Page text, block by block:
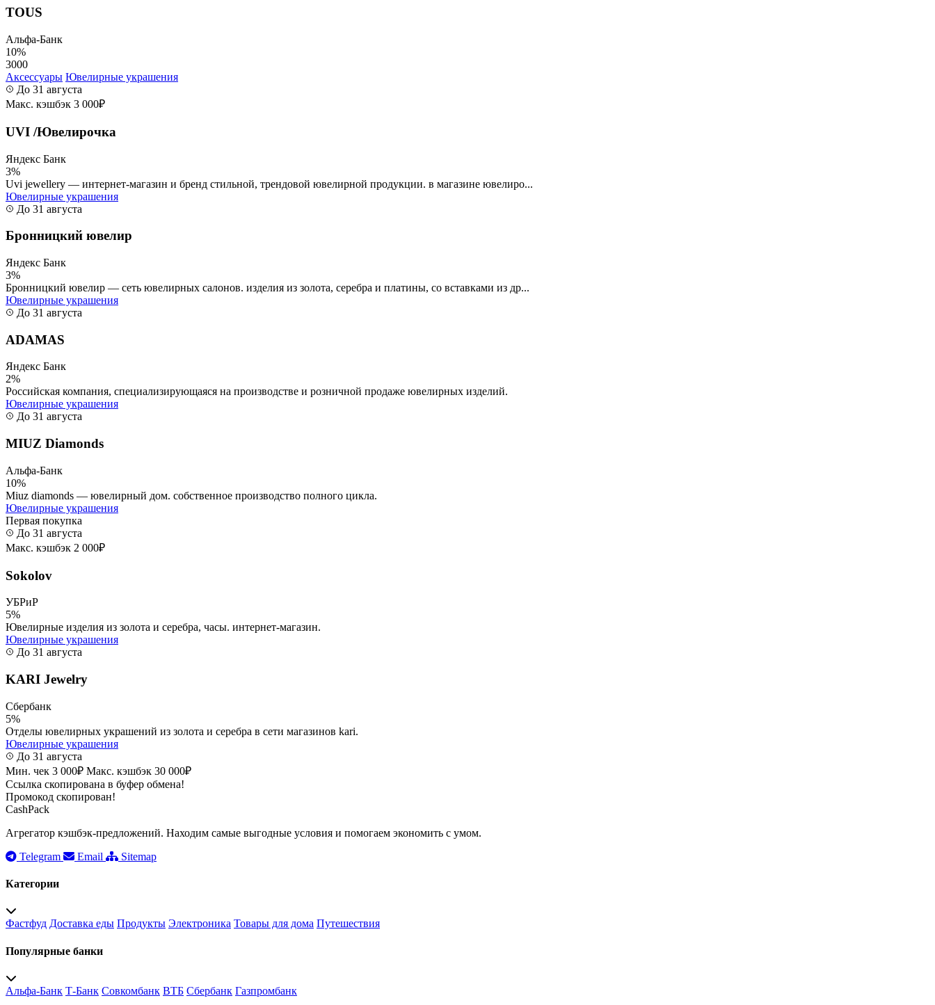
TOUS
Альфа-Банк
10%
3000
Аксессуары Ювелирные украшения
До 31 августа
Макс. кэшбэк 3 000₽
UVI /Ювелирочка
Яндекс Банк
3%
Uvi jewellery — интернет-магазин и бренд стильной, трендовой ювелирной продукции. в магазине ювелиро...
Ювелирные украшения
До 31 августа
Бронницкий ювелир
Яндекс Банк
3%
Бронницкий ювелир — сеть ювелирных салонов. изделия из золота, серебра и платины, со вставками из др...
Ювелирные украшения
До 31 августа
ADAMAS
Яндекс Банк
2%
Российская компания, специализирующаяся на производстве и розничной продаже ювелирных изделий.
Ювелирные украшения
До 31 августа
MIUZ Diamonds
Альфа-Банк
10%
Miuz diamonds — ювелирный дом. собственное производство полного цикла.
Ювелирные украшения
Первая покупка
До 31 августа
Макс. кэшбэк 2 000₽
Sokolov
УБРиР
5%
Ювелирные изделия из золота и серебра, часы. интернет-магазин.
Ювелирные украшения
До 31 августа
KARI Jewelry
Сбербанк
5%
Отделы ювелирных украшений из золота и серебра в сети магазинов kari.
Ювелирные украшения
До 31 августа
Мин. чек 3 000₽ Макс. кэшбэк 30 000₽
Ссылка скопирована в буфер обмена!
Промокод скопирован!
CashPack
Агрегатор кэшбэк-предложений. Находим самые выгодные условия и помогаем экономить с умом.
Telegram
Email Sitemap
Категории
Фастфуд Доставка еды Продукты Электроника Товары для дома Путешествия
Популярные банки
Альфа-Банк Т-Банк Совкомбанк ВТБ Сбербанк Газпромбанк